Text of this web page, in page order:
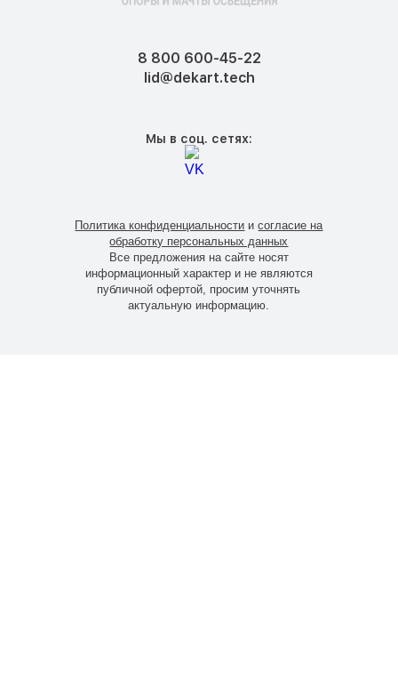
8 800 600-45-22
lid@dekart.tech
Мы в соц. сетях:
Все предложения на сайте носят
информационный характер и не являются
публичной офертой, просим уточнять
актуальную информацию.
Политика конфиденциальности исогласие на
обработку персональных данных